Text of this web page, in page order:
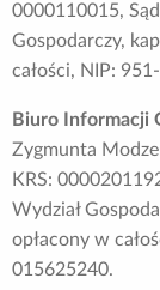
0000110015,
Gospodarczy,
całości, NIP:
Biuro Informacji
Zygmunta
KRS:
Wydział
opłacony w
015625240.